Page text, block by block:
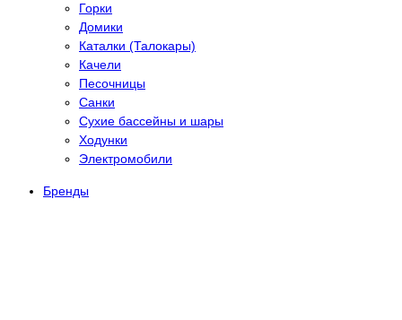
Горки
Домики
Каталки (Талокары)
Качели
Песочницы
Санки
Сухие бассейны и шары
Ходунки
Электромобили
Бренды